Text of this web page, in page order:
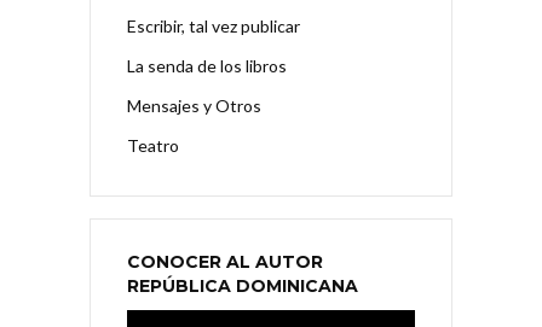
Escribir, tal vez publicar
La senda de los libros
Mensajes y Otros
Teatro
CONOCER AL AUTOR
REPÚBLICA DOMINICANA